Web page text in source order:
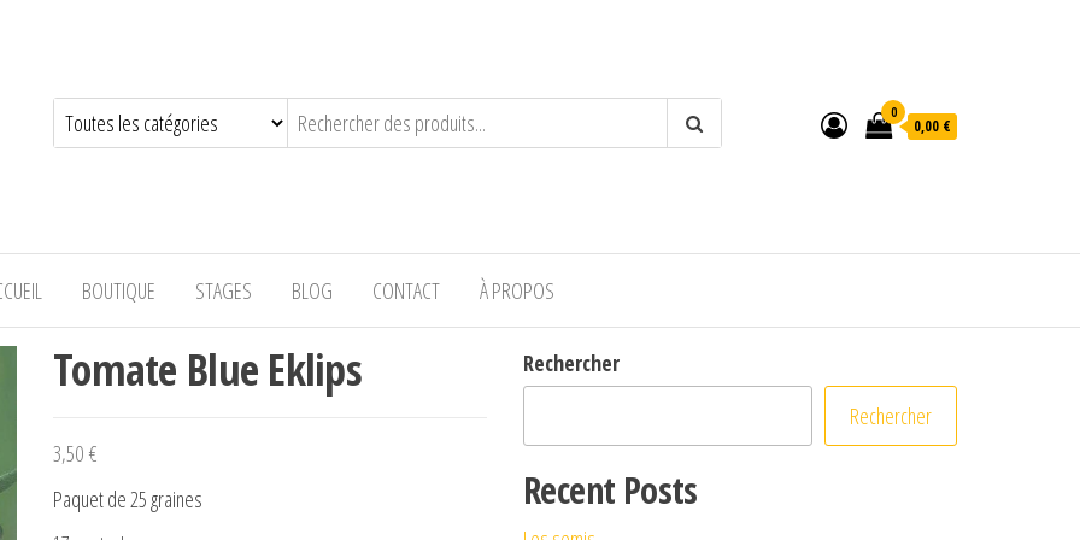
0
0,00 €
BOUTIQUE STAGES BLOG CONTACT À PROPOS
Tomate Blue Eklips
3,50 €
Paquet de 25 graines
Rechercher
Rechercher
Recent Posts